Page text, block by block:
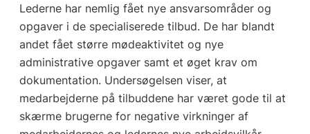
Lederne har nemlig fået nye ansvarsområder og
opgaver i de specialiserede tilbud. De har blandt
andet fået større mødeaktivitet og nye
administrative opgaver samt et øget krav om
dokumentation. Undersøgelsen viser, at
medarbejderne på tilbuddene har været gode til at
skærme brugerne for negative virkninger af